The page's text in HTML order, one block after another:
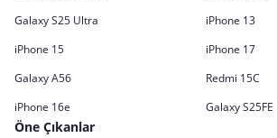
Galaxy S25 Ultra
iPhone 13
iPhone 15
iPhone 17
Galaxy A56
Redmi 15C
iPhone 16e
Galaxy S25FE
Öne Çıkanlar